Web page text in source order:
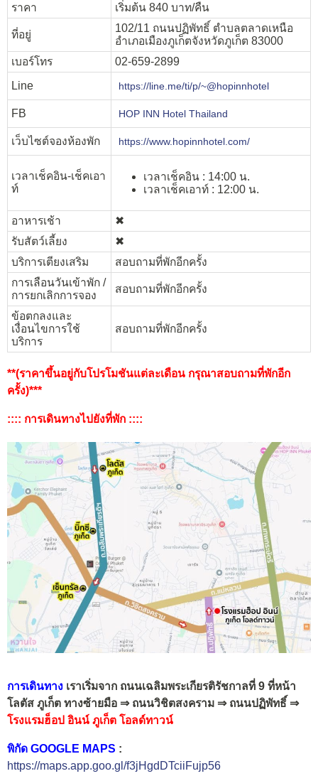
ราคา
เริ่มต้น 840 บาท/คืน
ที่อยู่
102/11 ถนนปฏิพัทธิ์ ตำบลตลาดเหนือ
อำเภอเมืองภูเก็ตจังหวัดภูเก็ต 83000
เบอร์โทร
02-659-2899
Line
https://line.me/ti/p/~@hopinnhotel
FB HOP INN Hotel Thailand
เว็บไซต์จองห้องพัก https://www.hopinnhotel.com/
เวลาเช็คอิน-เช็คเอา
ท์
เวลาเช็คอิน : 14:00 น.
เวลาเช็คเอาท์ : 12:00 น.
อาหารเช้า
✖︎
รับสัตว์เลี้ยง
✖︎
บริการเตียงเสริม
สอบถามที่พักอีกครั้ง
การเลือนวันเข้าพัก /
การยกเลิกการจอง
สอบถามที่พักอีกครั้ง
ข้อตกลงและ
เงื่อนไขการใช้
บริการ
สอบถามที่พักอีกครั้ง
**(ราคาขึ้นอยู่กับโปรโมชันแต่ละเดือน กรุณาสอบถามที่พักอีก
ครั้ง)***
:::: การเดินทางไปยังที่พัก ::::
การเดินทาง เราเริ่มจาก ถนนเฉลิมพระเกียรติรัชกาลที่ 9 ที่หน้า
โลตัส ภูเก็ต ทางซ้ายมือ ⇒ ถนนวิชิตสงคราม ⇒ ถนนปฏิพัทธิ์ ⇒
โรงแรมฮ็อป อินน์ ภูเก็ต โอลด์ทาวน์
พิกัด GOOGLE MAPS :
https://maps.app.goo.gl/f3jHgdDTciiFujp56